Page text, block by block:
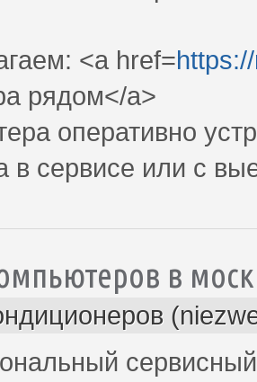
<a href=
рядом</a>
оперативно
в сервисе или с
в